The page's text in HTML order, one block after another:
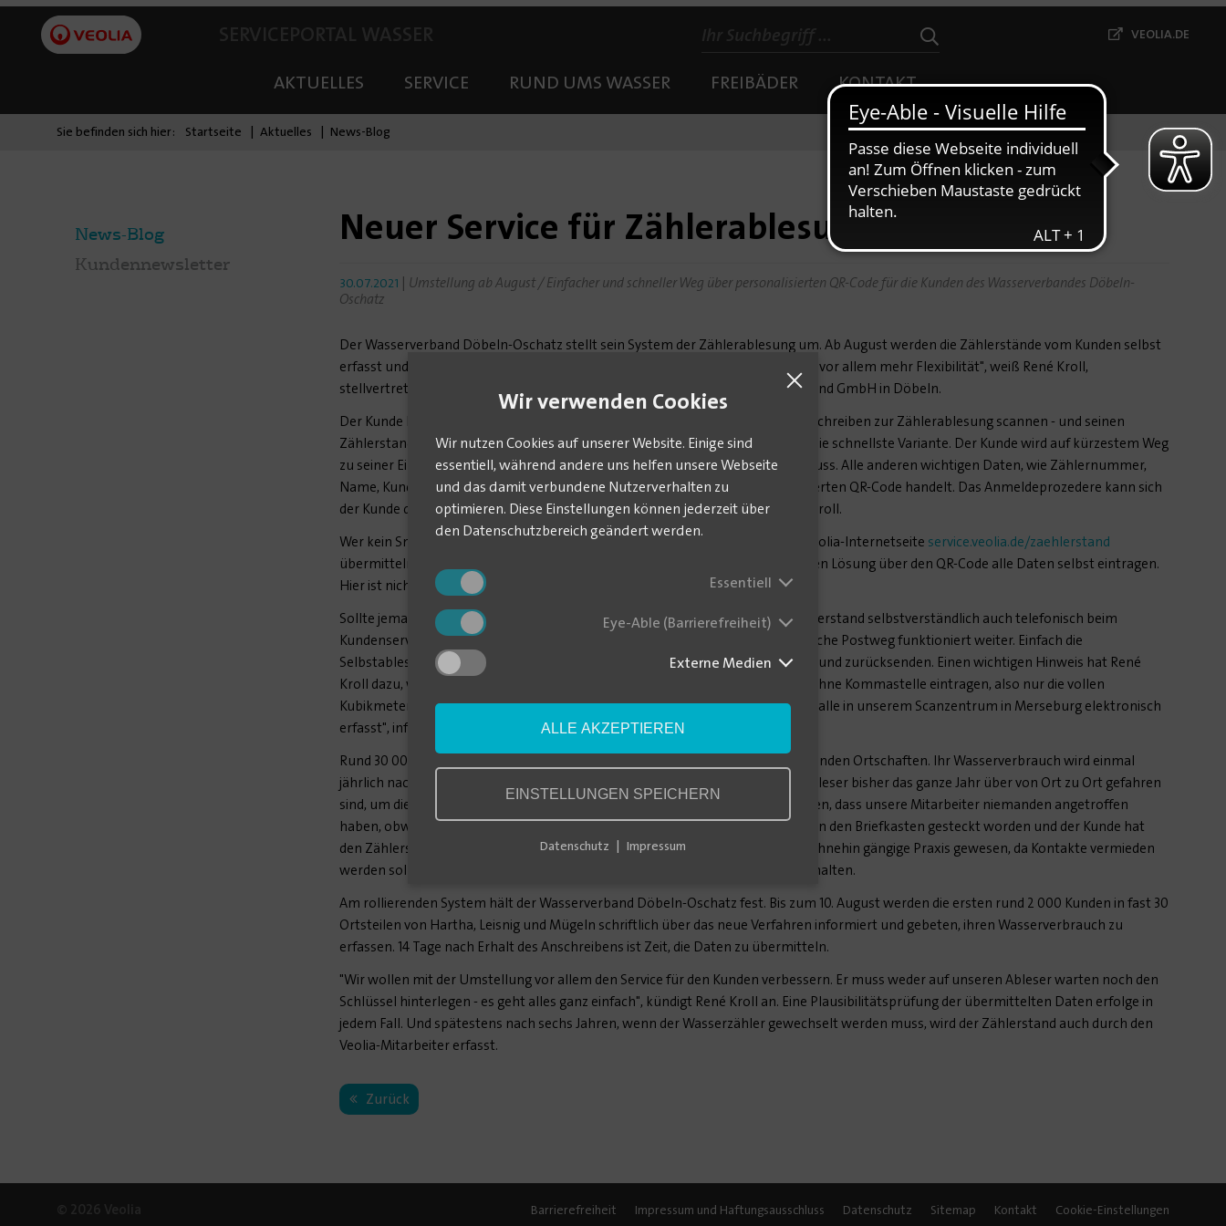
VEOLIA.DE
AKTUELLES SERVICE RUND UMS WASSER FREIBÄDER KONTAKT
Sie befinden sich hier: Startseite Aktuelles News-Blog
News-Blog
Kundennewsletter
Neuer Service für Zählerablesung
30.07.2021 | Umstellung ab August / Einfacher und schneller Weg über personalisierten QR-Code für die Kunden des Wasserverbandes Döbeln-
Oschatz
Der Wasserverband Döbeln-Oschatz stellt sein System der Zählerablesung um. Ab August werden die Zählerstände vom Kunden selbst
erfasst und übermittelt. "Das bringt einige Vorteile und verschafft dem Kunden vor allem mehr Flexibilität", weiß René Kroll,
stellvertretender Bereichsleiter Kundenservice bei der Veolia Wasser Deutschland GmbH in Döbeln.
Der Kunde kann künftig mit seinem Smartphone einen QR-Code auf einem Anschreiben zur Zählerablesung scannen - und seinen
Zählerstand auf diese Weise unkompliziert und sicher übermitteln. "Das wäre die schnellste Variante. Der Kunde wird auf kürzestem Weg
zu seiner Eingabemaske geleitet, wo er nur noch den Zählerstand eintragen muss. Alle anderen wichtigen Daten, wie Zählernummer,
Name, Kundennummer sind bereits hinterlegt, da es sich um einen personalisierten QR-Code handelt. Das Anmeldeprozedere kann sich
der Kunde damit sparen. Das funktioniert alles automatisch", versichert René Kroll.
Wer kein Smartphone besitzt, kann seinen Zählerstand auch online über die Veolia-Internetseite service.veolia.de/zaehlerstand
übermitteln. Einziger Nachteil: Der Kunde muss anders als mit der komfortablen Lösung über den QR-Code alle Daten selbst eintragen.
Hier ist nichts hinterlegt.
Sollte jemand weder Smartphone noch Computer nutzen, kann er seinen Zählerstand selbstverständlich auch telefonisch beim
Kundenservice unter der Rufnummer 03431/6556 übermitteln. Auch der klassische Postweg funktioniert weiter. Einfach die
Selbstablesekarte mit einem blauen oder schwarzen Kugelschreiber ausfüllen und zurücksenden. Einen wichtigen Hinweis hat René
Kroll dazu, weil dieser Fehler immer wieder gemacht werde: Den Zählerstand ohne Kommastelle eintragen, also nur die vollen
Kubikmeter. Dann ausreichend frankieren und abschicken. "Die Karten werden alle in unserem Scanzentrum in Merseburg elektronisch
erfasst", informiert der stellvertretende Veolia-Bereichsleiter.
Rund 30 000 Kunden leben in den zum Wasserverband Döbeln-Oschatz gehörenden Ortschaften. Ihr Wasserverbrauch wird einmal
jährlich nach dem rollierenden System erfasst. Das bedeutet, dass die Zählerableser bisher das ganze Jahr über von Ort zu Ort gefahren
sind, um die Werte vor Ort beim Kunden zu erfassen. "Es ist häufig vorgekommen, dass unsere Mitarbeiter niemanden angetroffen
haben, obwohl sie angekündigt waren", sagt René Kroll. Dann seien die Karten in den Briefkasten gesteckt worden und der Kunde hat
den Zählerstand eigenständig notiert. Während der Corona-Pandemie sei das ohnehin gängige Praxis gewesen, da Kontakte vermieden
werden sollten, um die Ansteckungsgefahr mit dem Virus möglichst gering zu halten.
Am rollierenden System hält der Wasserverband Döbeln-Oschatz fest. Bis zum 10. August werden die ersten rund 2 000 Kunden in fast 30
Ortsteilen von Hartha, Leisnig und Mügeln schriftlich über das neue Verfahren informiert und gebeten, ihren Wasserverbrauch zu
erfassen. 14 Tage nach Erhalt des Anschreibens ist Zeit, die Daten zu übermitteln.
"Wir wollen mit der Umstellung vor allem den Service für den Kunden verbessern. Er muss weder auf unseren Ableser warten noch den
Schlüssel hinterlegen - es geht alles ganz einfach", kündigt René Kroll an. Eine Plausibilitätsprüfung der übermittelten Daten erfolge in
jedem Fall. Und spätestens nach sechs Jahren, wenn der Wasserzähler gewechselt werden muss, wird der Zählerstand auch durch den
Veolia-Mitarbeiter erfasst.
Zurück
Barrierefreiheit Impressum und Haftungsausschluss Datenschutz Sitemap Kontakt Cookie-Einstellungen
Wir verwenden Cookies
Wir nutzen Cookies auf unserer Website. Einige sind
essentiell, während andere uns helfen unsere Webseite
und das damit verbundene Nutzerverhalten zu
optimieren. Diese Einstellungen können jederzeit über
den Datenschutzbereich geändert werden.
Essentiell
Eye-Able (Barrierefreiheit)
Externe Medien
ALLE AKZEPTIEREN
EINSTELLUNGEN SPEICHERN
Datenschutz Impressum